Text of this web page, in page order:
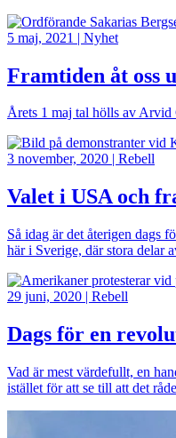
Bild
5 maj, 2021 | Nyhet
Framtiden åt oss
Årets 1 maj tal hölls av Arvid
Bild
3 november, 2020
Rebell
Valet i USA och
Så idag är det återigen dags
här i Sverige, där stora delar
Bild
29 juni, 2020 | Rebell
Dags för en
Vad är mest värdefullt, en
istället för att se till att det